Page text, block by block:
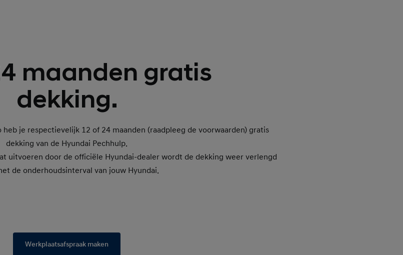
maanden gratis
dekking.
je respectievelijk 12 of 24 maanden (raadpleeg de voorwaarden) gratis
dekking van de Hyundai Pechhulp.
uitvoeren door de officiële Hyundai-dealer wordt de dekking weer verlengd
de onderhoudsinterval van jouw Hyundai.
Werkplaatsafspraak maken